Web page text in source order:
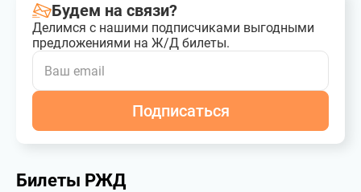
Будем на связи?
Делимся с нашими подписчиками выгодными
предложениями на Ж/Д билеты.
Подписаться
Билеты РЖД